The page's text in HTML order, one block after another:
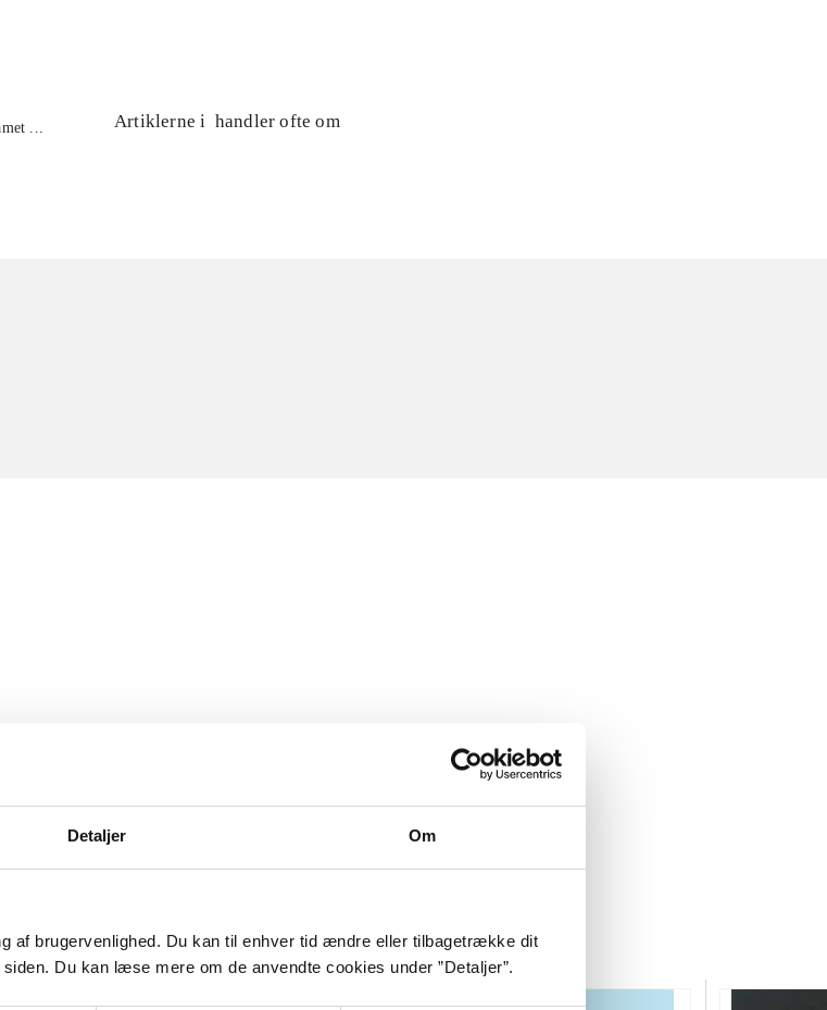
Detaljer Om
af brugervenlighed. Du kan til enhver tid ændre eller tilbagetrække dit
Du kan læse mere om de anvendte cookies under ”Detaljer”.
...
Artiklerne i handler ofte om